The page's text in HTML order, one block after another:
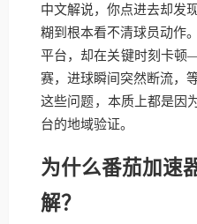
中文解说，你点进去却发
糊到根本看不清球员动作
平台，却在关键时刻卡
赛，进球瞬间突然断流，
这些问题，本质上都是因
台的地域验证。
为什么番茄加速
解？